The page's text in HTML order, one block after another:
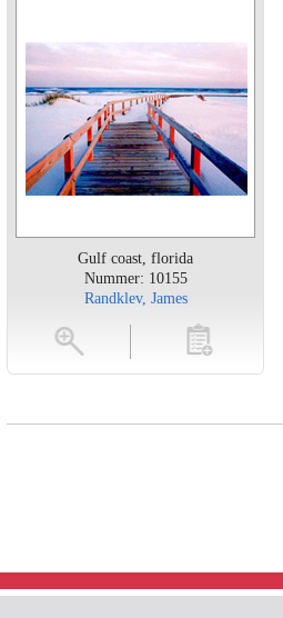
Gulf coast, florida
Nummer: 10155
Randklev, James
toevoegen